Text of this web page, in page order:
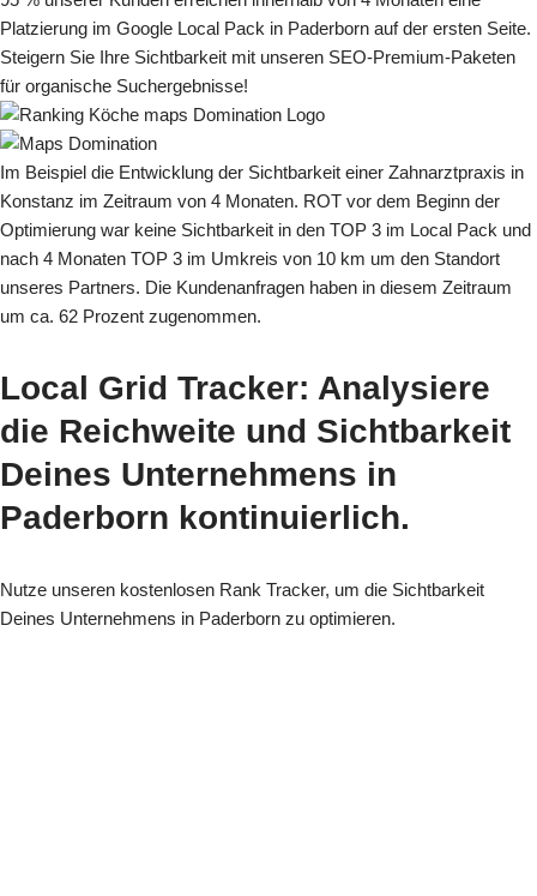
Platzierung im Google Local Pack in Paderborn auf der ersten Seite.
Steigern Sie Ihre Sichtbarkeit mit unseren SEO-Premium-Paketen
für organische Suchergebnisse!
Im Beispiel die Entwicklung der Sichtbarkeit einer Zahnarztpraxis in
Konstanz im Zeitraum von 4 Monaten. ROT vor dem Beginn der
Optimierung war keine Sichtbarkeit in den TOP 3 im Local Pack und
nach 4 Monaten TOP 3 im Umkreis von 10 km um den Standort
unseres Partners. Die Kundenanfragen haben in diesem Zeitraum
um ca. 62 Prozent zugenommen.
Local Grid Tracker: Analysiere
die Reichweite und Sichtbarkeit
Deines Unternehmens in
Paderborn kontinuierlich.
Nutze unseren kostenlosen Rank Tracker, um die Sichtbarkeit
Deines Unternehmens in Paderborn zu optimieren.